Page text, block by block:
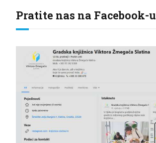
Pratite nas na Facebook-u